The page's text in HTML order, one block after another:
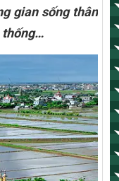
gian sống thân
thống…